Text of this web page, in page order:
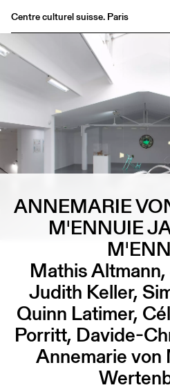
Centre culturel suisse. Paris
Librairie
Médiathèque
Éditions
Informations
FR/EN
ANNEMARIE
M'ENNUIE
Mathis
Judith Keller,
Quinn Latimer,
Porritt, Davide-
Annemarie